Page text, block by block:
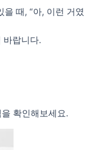
을 때, “아, 이런 거였
바랍니다.
확인해보세요.